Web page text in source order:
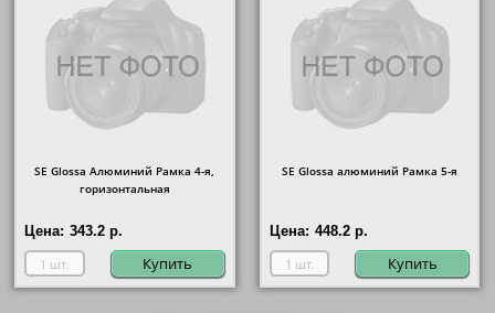
SE Glossa Алюминий Рамка 4-я,
горизонтальная
Цена: 343.2 р.
Купить
SE Glossa алюминий Рамка 5-я
Цена: 448.2 р.
Купить